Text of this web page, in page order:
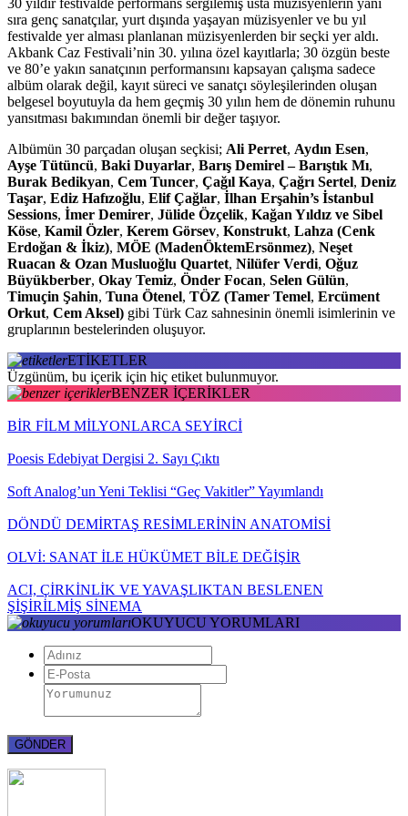
sıra genç sanatçılar, yurt dışında yaşayan müzisyenler ve bu yıl
festivalde yer alması planlanan müzisyenlerden bir seçki yer aldı.
Akbank Caz Festivali’nin 30. yılına özel kayıtlarla; 30 özgün beste
ve 80’e yakın sanatçının performansını kapsayan çalışma sadece
albüm olarak değil, kayıt süreci ve sanatçı söyleşilerinden oluşan
belgesel boyutuyla da hem geçmiş 30 yılın hem de dönemin ruhunu
yansıtması bakımından önemli bir değer taşıyor.
Albümün 30 parçadan oluşan seçkisi; Ali Perret, Aydın Esen,
Ayşe Tütüncü, Baki Duyarlar, Barış Demirel – Barıştık Mı,
Burak Bedikyan, Cem Tuncer, Çağıl Kaya, Çağrı Sertel, Deniz
Taşar, Ediz Hafızoğlu, Elif Çağlar, İlhan Erşahin’s İstanbul
Sessions, İmer Demirer, Jülide Özçelik, Kağan Yıldız ve Sibel
Köse, Kamil Özler, Kerem Görsev, Konstrukt, Lahza (Cenk
Erdoğan & İkiz), MÖE (MadenÖktemErsönmez), Neşet
Ruacan & Ozan Musluoğlu Quartet, Nilüfer Verdi, Oğuz
Büyükberber, Okay Temiz, Önder Focan, Selen Gülün,
Timuçin Şahin, Tuna Ötenel, TÖZ (Tamer Temel, Ercüment
Orkut, Cem Aksel) gibi Türk Caz sahnesinin önemli isimlerinin ve
gruplarının bestelerinden oluşuyor.
ETİKETLER
Üzgünüm, bu içerik için hiç etiket bulunmuyor.
BENZER İÇERİKLER
BİR FİLM MİLYONLARCA SEYİRCİ
Poesis Edebiyat Dergisi 2. Sayı Çıktı
Soft Analog’un Yeni Teklisi “Geç Vakitler” Yayımlandı
DÖNDÜ DEMİRTAŞ RESİMLERİNİN ANATOMİSİ
OLVİ: SANAT İLE HÜKÜMET BİLE DEĞİŞİR
ACI, ÇİRKİNLİK VE YAVAŞLIKTAN BESLENEN
ŞİŞİRİLMİŞ SİNEMA
OKUYUCU YORUMLARI